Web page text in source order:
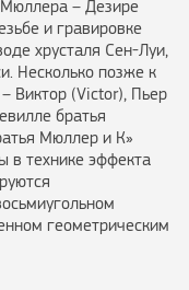
– Дезире
и гравировке
хрусталя Сен-Луи,
Несколько позже к
Виктор (Victor), Пьер
братья
Мюллер и К»
в технике эффекта
геометрическим